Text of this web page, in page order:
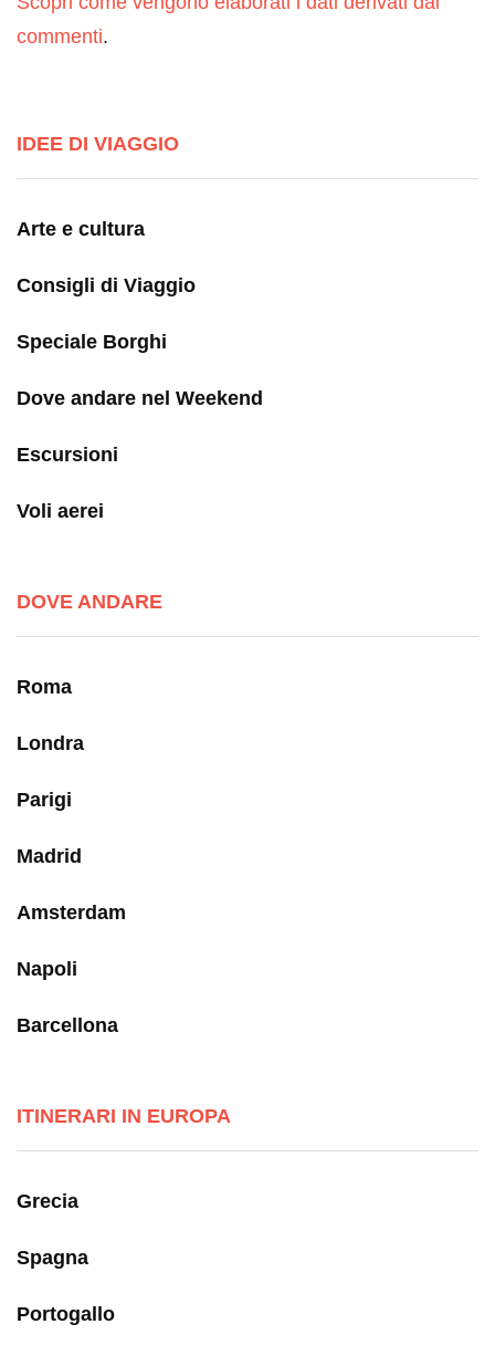
commenti.
IDEE DI VIAGGIO
Arte e cultura
Consigli di Viaggio
Speciale Borghi
Dove andare nel Weekend
Escursioni
Voli aerei
DOVE ANDARE
Roma
Londra
Parigi
Madrid
Amsterdam
Napoli
Barcellona
ITINERARI IN EUROPA
Grecia
Spagna
Portogallo